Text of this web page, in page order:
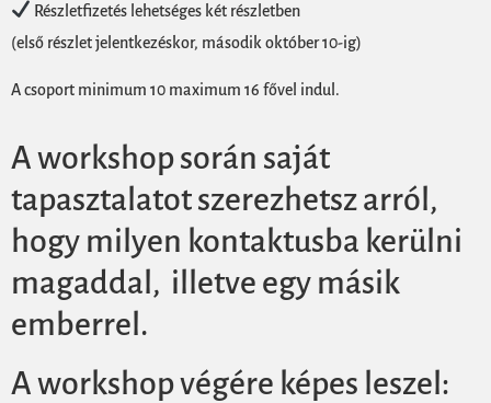
Részletfizetés lehetséges két részletben
(első részlet jelentkezéskor, második október 10-ig)
A csoport minimum 10 maximum 16 fővel indul.
A workshop során saját
tapasztalatot szerezhetsz arról,
hogy milyen kontaktusba kerülni
magaddal, illetve egy másik
emberrel.
A workshop végére képes leszel: